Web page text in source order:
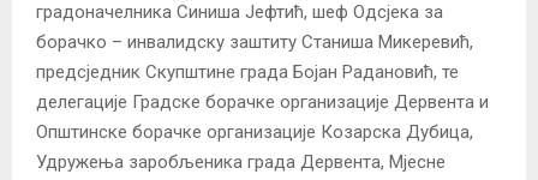
градоначелника Синиша Јефтић, шеф Одсјека за
борачко – инвалидску заштиту Станиша Микеревић,
предсједник Скупштине града Бојан Радановић, те
делегације Градске борачке организације Дервента и
Општинске борачке организације Козарска Дубица,
Удружења заробљеника града Дервента, Мјесне